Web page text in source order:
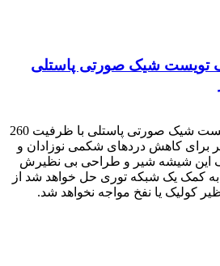
تویست شیک صورتی پاستلی
شیشه شیر آنتی کولیک تویست شیک صورتی پاستلی با ظرفیت 260
برای کاهش دردهای شکمی نوزادان و
این شیشه شیر و طراحی بی نظیرش
کمک یک شبکه توری حل خواهد شد از
کولیک یا نفخ مواجه نخواهد شد.